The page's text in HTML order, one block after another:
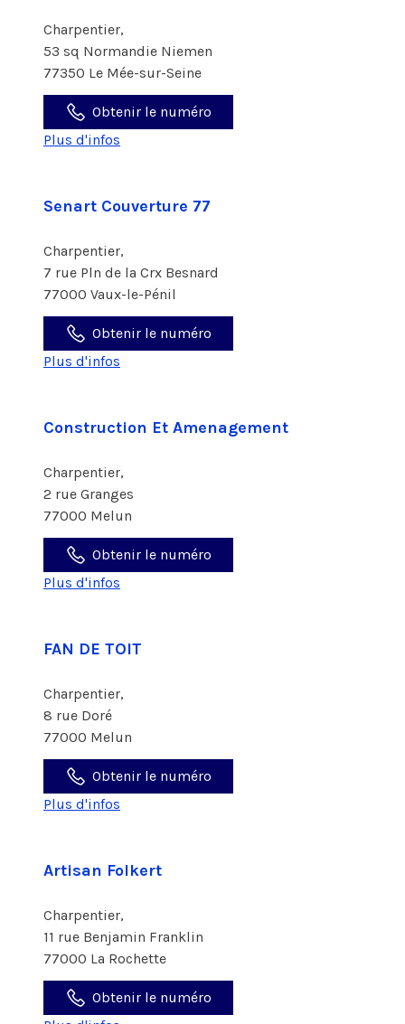
Charpentier,
53 sq Normandie Niemen
77350 Le Mée-sur-Seine
Obtenir le numéro
Plus d'infos
Senart Couverture 77
Charpentier,
7 rue Pln de la Crx Besnard
77000 Vaux-le-Pénil
Obtenir le numéro
Plus d'infos
Construction Et Amenagement
Charpentier,
2 rue Granges
77000 Melun
Obtenir le numéro
Plus d'infos
FAN DE TOIT
Charpentier,
8 rue Doré
77000 Melun
Obtenir le numéro
Plus d'infos
Artisan Folkert
Charpentier,
11 rue Benjamin Franklin
77000 La Rochette
Obtenir le numéro